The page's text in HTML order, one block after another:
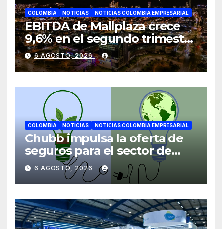
COLOMBIA NOTICIAS NOTICIAS COLOMBIA EMPRESARIAL
EBITDA de Mallplaza crece
9,6% en el segundo trimestre
mientras avanza en su plan
de crecimiento en Colombia
6 AGOSTO, 2026
COLOMBIA NOTICIAS NOTICIAS COLOMBIA EMPRESARIAL
Chubb impulsa la oferta de
seguros para el sector de
energías renovables en
América Latina
6 AGOSTO, 2026